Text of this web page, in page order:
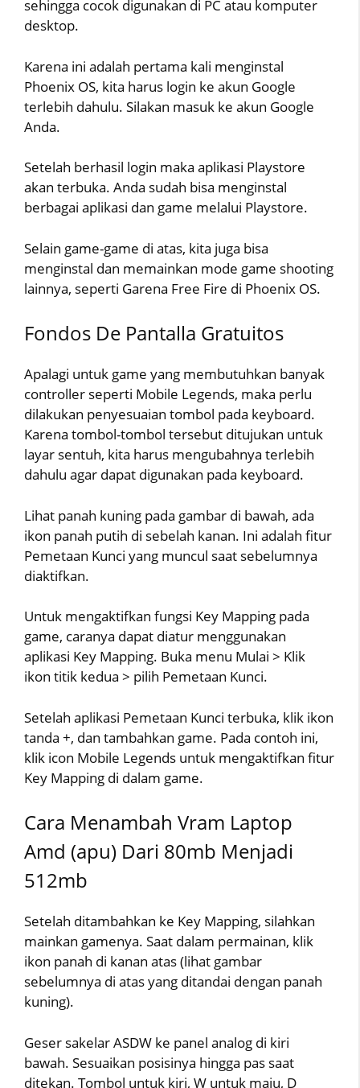
sehingga cocok digunakan di PC atau komputer
desktop.
Karena ini adalah pertama kali menginstal
Phoenix OS, kita harus login ke akun Google
terlebih dahulu. Silakan masuk ke akun Google
Anda.
Setelah berhasil login maka aplikasi Playstore
akan terbuka. Anda sudah bisa menginstal
berbagai aplikasi dan game melalui Playstore.
Selain game-game di atas, kita juga bisa
menginstal dan memainkan mode game shooting
lainnya, seperti Garena Free Fire di Phoenix OS.
Fondos De Pantalla Gratuitos
Apalagi untuk game yang membutuhkan banyak
controller seperti Mobile Legends, maka perlu
dilakukan penyesuaian tombol pada keyboard.
Karena tombol-tombol tersebut ditujukan untuk
layar sentuh, kita harus mengubahnya terlebih
dahulu agar dapat digunakan pada keyboard.
Lihat panah kuning pada gambar di bawah, ada
ikon panah putih di sebelah kanan. Ini adalah fitur
Pemetaan Kunci yang muncul saat sebelumnya
diaktifkan.
Untuk mengaktifkan fungsi Key Mapping pada
game, caranya dapat diatur menggunakan
aplikasi Key Mapping. Buka menu Mulai > Klik
ikon titik kedua > pilih Pemetaan Kunci.
Setelah aplikasi Pemetaan Kunci terbuka, klik ikon
tanda +, dan tambahkan game. Pada contoh ini,
klik icon Mobile Legends untuk mengaktifkan fitur
Key Mapping di dalam game.
Cara Menambah Vram Laptop
Amd (apu) Dari 80mb Menjadi
512mb
Setelah ditambahkan ke Key Mapping, silahkan
mainkan gamenya. Saat dalam permainan, klik
ikon panah di kanan atas (lihat gambar
sebelumnya di atas yang ditandai dengan panah
kuning).
Geser sakelar ASDW ke panel analog di kiri
bawah. Sesuaikan posisinya hingga pas saat
ditekan. Tombol untuk kiri, W untuk maju, D